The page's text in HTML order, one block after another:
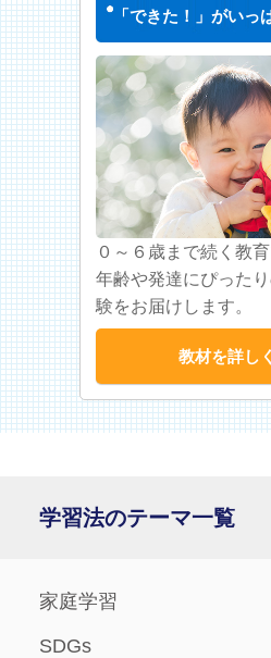
「できた！」がいっ
０～６歳まで続く教
年齢や発達にぴった
験をお届けします。
教材を詳し
学習法のテーマ一覧
家庭学習
SDGs